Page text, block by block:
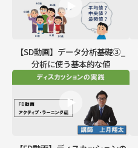
【SD動画】データ分析基礎③_
分析に使う基本的な値